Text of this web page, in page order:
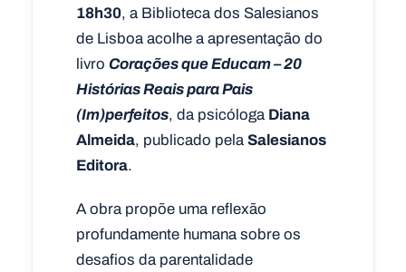
18h30, a Biblioteca dos Salesianos
de Lisboa acolhe a apresentação do
livro Corações que Educam – 20
Histórias Reais para Pais
(Im)perfeitos, da psicóloga Diana
Almeida, publicado pelaSalesianos
Editora.
A obra propõe uma reflexão
profundamente humana sobre os
desafios da parentalidade